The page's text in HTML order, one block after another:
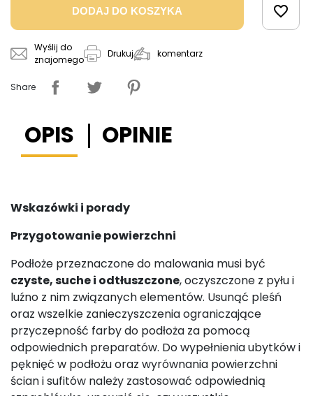
DODAJ DO KOSZYKA favorite_border
Wyślij do
znajomego
Drukuj komentarz
Share
OPIS OPINIE
Wskazówki i porady
Przygotowanie powierzchni
Podłoże przeznaczone do malowania musi być
czyste, suche i odtłuszczone, oczyszczone z pyłu i
luźno z nim związanych elementów. Usunąć pleśń
oraz wszelkie zanieczyszczenia ograniczające
przyczepność farby do podłoża za pomocą
odpowiednich preparatów. Do wypełnienia ubytków i
pęknięć w podłożu oraz wyrównania powierzchni
ścian i sufitów należy zastosować odpowiednią